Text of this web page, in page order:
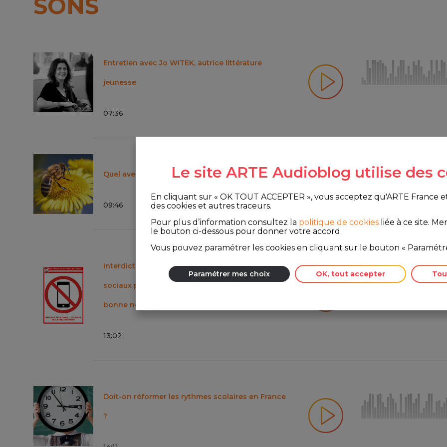
SONS
Entretien avec Jo WITEK, autrice littérature
jeunesse
07:36
Quel avenir pour les abeilles ?
09:46
Interdiction du téléphone au lycée et des réseaux
sociaux pour les moins de 15 ans, une fausse
bonne nouvelle ?
13:02
Doit-on réformer les rythmes scolaires en France
?
Le site ARTE Audioblog utilise des
En cliquant sur « OK TOUT ACCEPTER », vous acceptez qu'ARTE France
des cookies et autres traceurs.
Pour plus d’information consultez la politique de cookies liée à ce site.
le bouton ci-dessous pour donner votre accord.
Vous pouvez paramétrer les cookies en cliquant sur le bouton «
Paramétrer mes choix OK, tout accepter